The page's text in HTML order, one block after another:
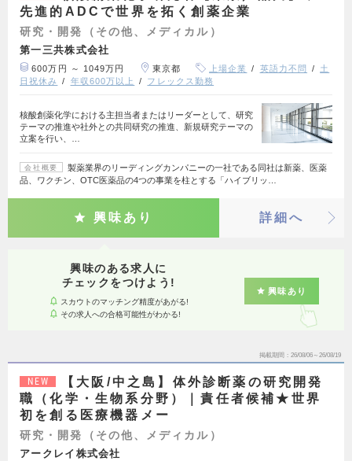
先進的ADCで世界を拓く創薬企業
研究・開発（その他、メディカル）
第一三共株式会社
600万円 ～ 1049万円 東京都 上場企業 英語力不問
土
日祝休み
年収600万以上 フレックス勤務
核酸創薬化学における主担当者またはリーダーとして、研究
テーマの推進や社外との共同研究の推進、新規研究テーマの
立案を行い、…
会社概要
製薬業界のリーディングカンパニーの一社である同社は新薬、医薬
品、ワクチン、OTC医薬品の4つの事業を柱とする「ハイブリッ…
興味あり 詳細へ
興味のある求人に
チェックをつけよう!
スカウトのマッチング精度があがる!
その求人への合格可能性がわかる!
興味あり
掲載期間 26/08/06～26/08/19
NEW
【大阪/中之島】体外診断薬の研究開発
職（化学・生物系分野）｜責任者候補★世界
初を創る医療機器メー
研究・開発（その他、メディカル）
アークレイ株式会社